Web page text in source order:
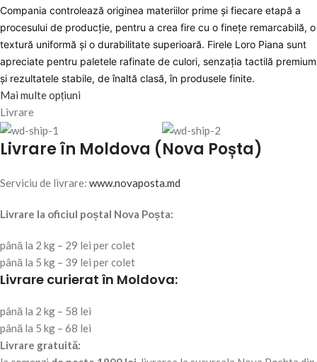
Compania controlează originea materiilor prime și fiecare etapă a
procesului de producție, pentru a crea fire cu o finețe remarcabilă, o
textură uniformă și o durabilitate superioară. Firele Loro Piana sunt
apreciate pentru paletele rafinate de culori, senzația tactilă premium
și rezultatele stabile, de înaltă clasă, în produsele finite.
Mai multe opțiuni
Livrare
Livrare în Moldova (Nova Poșta)
Serviciu de livrare: www.novaposta.md
Livrare la oficiul poștal Nova Poșta:
până la 2 kg – 29 lei per colet
până la 5 kg – 39 lei per colet
Livrare curierat în Moldova:
până la 2 kg – 58 lei
până la 5 kg – 68 lei
Livrare gratuită: